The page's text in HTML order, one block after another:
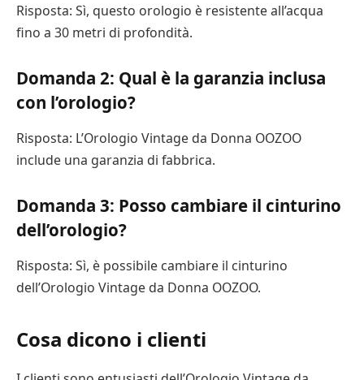
Risposta: Sì, questo orologio è resistente all’acqua
fino a 30 metri di profondità.
Domanda 2: Qual è la garanzia inclusa
con l’orologio?
Risposta: L’Orologio Vintage da Donna OOZOO
include una garanzia di fabbrica.
Domanda 3: Posso cambiare il cinturino
dell’orologio?
Risposta: Sì, è possibile cambiare il cinturino
dell’Orologio Vintage da Donna OOZOO.
Cosa dicono i clienti